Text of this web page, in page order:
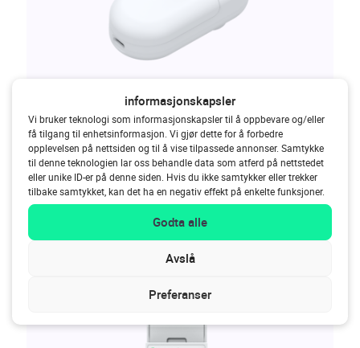
informasjonskapsler
Vi bruker teknologi som informasjonskapsler til å oppbevare og/eller
få tilgang til enhetsinformasjon. Vi gjør dette for å forbedre
opplevelsen på nettsiden og til å vise tilpassede annonser. Samtykke
til denne teknologien lar oss behandle data som atferd på nettstedet
eller unike ID-er på denne siden. Hvis du ikke samtykker eller trekker
tilbake samtykket, kan det ha en negativ effekt på enkelte funksjoner.
Godta alle
Avslå
Preferanser
Wi-Fi Watermeter
589kr
Legg til i handlekurv